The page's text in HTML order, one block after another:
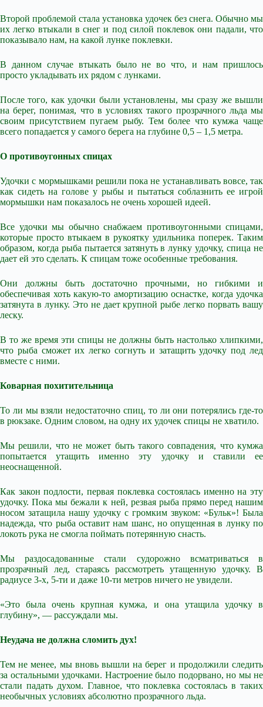
Второй проблемой стала установка удочек без снега. Обычно мы
их легко втыкали в снег и под силой поклевок они падали, что
показывало нам, на какой лунке поклевки.
В данном случае втыкать было не во что, и нам пришлось
просто укладывать их рядом с лунками.
После того, как удочки были установлены, мы сразу же вышли
на берег, понимая, что в условиях такого прозрачного льда мы
своим присутствием пугаем рыбу. Тем более что кумжа чаще
всего попадается у самого берега на глубине 0,5 – 1,5 метра.
О противоугонных спицах
Удочки с мормышками решили пока не устанавливать вовсе, так
как сидеть на голове у рыбы и пытаться соблазнить ее игрой
мормышки нам показалось не очень хорошей идеей.
Все удочки мы обычно снабжаем противоугонными спицами,
которые просто втыкаем в рукоятку удильника поперек. Таким
образом, когда рыба пытается затянуть в лунку удочку, спица не
дает ей это сделать. К спицам тоже особенные требования.
Они должны быть достаточно прочными, но гибкими и
обеспечивая хоть какую-то амортизацию оснастке, когда удочка
затянута в лунку. Это не дает крупной рыбе легко порвать вашу
леску.
В то же время эти спицы не должны быть настолько хлипкими,
что рыба сможет их легко согнуть и затащить удочку под лед
вместе с ними.
Коварная похитительница
То ли мы взяли недостаточно спиц, то ли они потерялись где-то
в рюкзаке. Одним словом, на одну их удочек спицы не хватило.
Мы решили, что не может быть такого совпадения, что кумжа
попытается утащить именно эту удочку и ставили ее
неоснащенной.
Как закон подлости, первая поклевка состоялась именно на эту
удочку. Пока мы бежали к ней, резвая рыба прямо перед нашим
носом затащила нашу удочку с громким звуком: «Бульк»! Была
надежда, что рыба оставит нам шанс, но опущенная в лунку по
локоть рука не смогла поймать потерянную снасть.
Мы раздосадованные стали судорожно всматриваться в
прозрачный лед, стараясь рассмотреть утащенную удочку. В
радиусе 3-х, 5-ти и даже 10-ти метров ничего не увидели.
«Это была очень крупная кумжа, и она утащила удочку в
глубину», — рассуждали мы.
Неудача не должна сломить дух!
Тем не менее, мы вновь вышли на берег и продолжили следить
за остальными удочками. Настроение было подорвано, но мы не
стали падать духом. Главное, что поклевка состоялась в таких
необычных условиях абсолютно прозрачного льда.